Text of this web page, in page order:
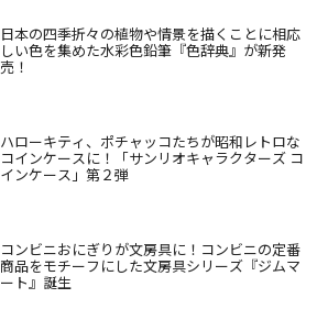
日本の四季折々の植物や情景を描くことに相応
しい色を集めた水彩色鉛筆『色辞典』が新発
売！
ハローキティ、ポチャッコたちが昭和レトロな
コインケースに！「サンリオキャラクターズ コ
インケース」第２弾
コンビニおにぎりが文房具に！コンビニの定番
商品をモチーフにした文房具シリーズ『ジムマ
ート』誕生